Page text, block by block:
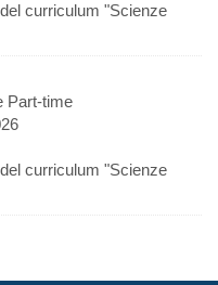
curriculum "Scienze
Part-time
curriculum "Scienze